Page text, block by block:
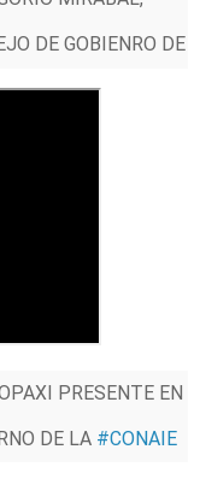
DE GOBIENRO DE
PRESENTE EN
DE LA #CONAIE